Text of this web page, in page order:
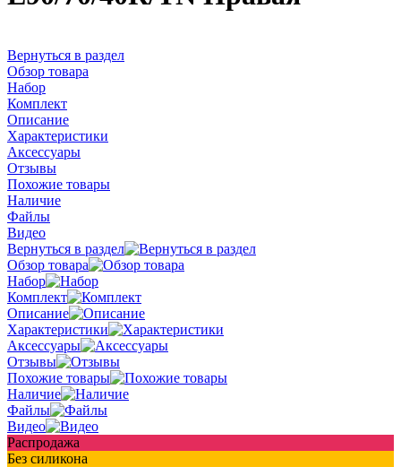
Вернуться в раздел
Обзор товара
Набор
Комплект
Описание
Характеристики
Аксессуары
Отзывы
Похожие товары
Наличие
Файлы
Видео
Вернуться в раздел
Обзор товара
Набор
Комплект
Описание
Характеристики
Аксессуары
Отзывы
Похожие товары
Наличие
Файлы
Видео
Распродажа
Без силикона